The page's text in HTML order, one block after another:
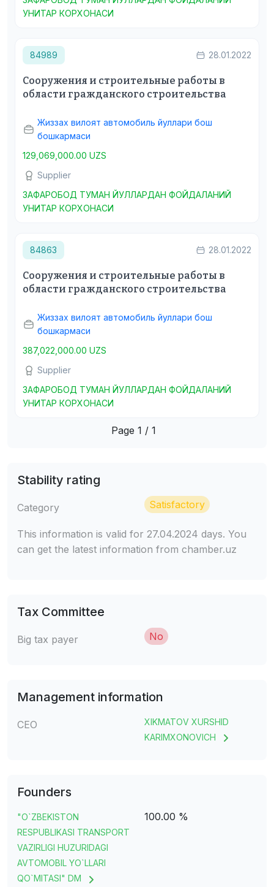
УНИТАР КОРХОНАСИ
84989 28.01.2022
Сооружения и строительные работы в
области гражданского строительства
Жиззах вилоят автомобиль йуллари бош
бошкармаси
129,069,000.00 UZS
Supplier
ЗАФАРОБОД ТУМАН ЙУЛЛАРДАН ФОЙДАЛАНИЙ
УНИТАР КОРХОНАСИ
84863 28.01.2022
Сооружения и строительные работы в
области гражданского строительства
Жиззах вилоят автомобиль йуллари бош
бошкармаси
387,022,000.00 UZS
Supplier
ЗАФАРОБОД ТУМАН ЙУЛЛАРДАН ФОЙДАЛАНИЙ
УНИТАР КОРХОНАСИ
Page 1 / 1
Stability rating
Category Satisfactory
This information is valid for 27.04.2024 days. You
can get the latest information from chamber.uz
Tax Committee
Big tax payer No
Management information
CEO
XIKMATOV XURSHID
KARIMXONOVICH
Founders
"O`ZBEKISTON
RESPUBLIKASI TRANSPORT
VAZIRLIGI HUZURIDAGI
AVTOMOBIL YO`LLARI
QO`MITASI" DM
100.00 %